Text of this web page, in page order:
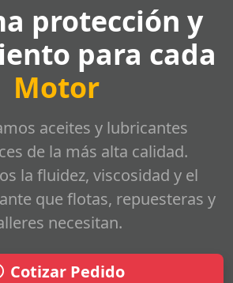
protección y
para cada
Motor
aceites y lubricantes
de la más alta calidad.
la fluidez, viscosidad y el
que flotas, repuesteras y
necesitan.
Cotizar Pedido